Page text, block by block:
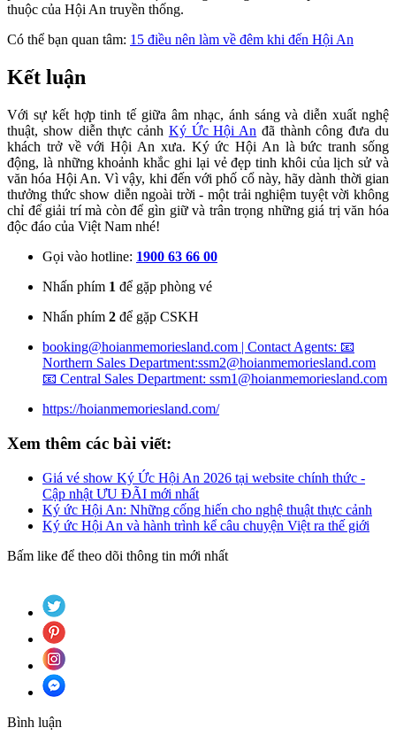
thuộc của Hội An truyền thống.
Có thể bạn quan tâm: 15 điều nên làm về đêm khi đến Hội An
Kết luận
Với sự kết hợp tinh tế giữa âm nhạc, ánh sáng và diễn xuất nghệ
thuật, show diễn thực cảnh Ký Ức Hội An đã thành công đưa du
khách trở về với Hội An xưa. Ký ức Hội An là bức tranh sống
động, là những khoảnh khắc ghi lại vẻ đẹp tinh khôi của lịch sử và
văn hóa Hội An. Vì vậy, khi đến với phố cổ này, hãy dành thời gian
thưởng thức show diễn ngoài trời - một trải nghiệm tuyệt vời không
chỉ để giải trí mà còn để gìn giữ và trân trọng những giá trị văn hóa
độc đáo của Việt Nam nhé!
Gọi vào hotline: 1900 63 66 00
Nhấn phím 1 để gặp phòng vé
Nhấn phím 2 để gặp CSKH
booking@hoianmemoriesland.com | Contact Agents: 📧
Northern Sales Department:ssm2@hoianmemoriesland.com
📧 Central Sales Department: ssm1@hoianmemoriesland.com
https://hoianmemoriesland.com/
Xem thêm các bài viết:
Giá vé show Ký Ức Hội An 2026 tại website chính thức -
Cập nhật ƯU ĐÃI mới nhất
Ký ức Hội An: Những cống hiến cho nghệ thuật thực cảnh
Ký ức Hội An và hành trình kể câu chuyện Việt ra thế giới
Bấm like để theo dõi thông tin mới nhất
Bình luận